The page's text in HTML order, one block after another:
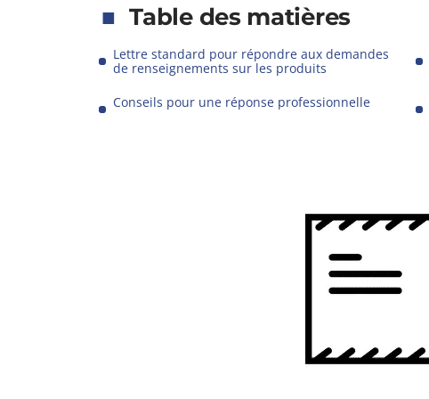
Table des matières
Lettre standard pour répondre aux demandes
de renseignements sur les produits
Conseils pour une réponse professionnelle